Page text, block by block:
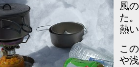
風
た。
熱
こ
や